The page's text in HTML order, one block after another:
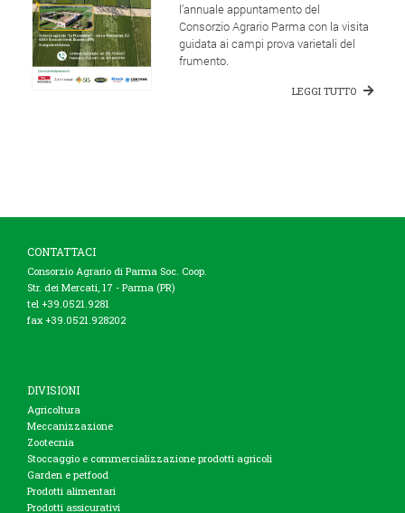
l’annuale appuntamento del
Consorzio Agrario Parma con la visita
guidata ai campi prova varietali del
frumento.
LEGGI TUTTO
CONTATTACI
Consorzio Agrario di Parma Soc. Coop.
Str. dei Mercati, 17 - Parma (PR)
tel +39.0521.9281
fax +39.0521.928202
DIVISIONI
Agricoltura
Meccanizzazione
Zootecnia
Stoccaggio e commercializzazione prodotti agricoli
Garden e petfood
Prodotti alimentari
Prodotti assicurativi